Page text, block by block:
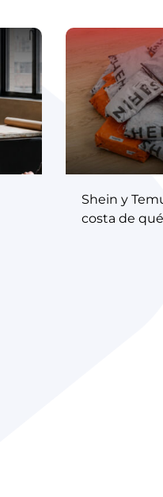
Shein y
costa de